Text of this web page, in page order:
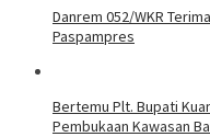
Danrem 052/WKR
Paspampres
Bertemu Plt. Bupati
Pembukaan Kawasan